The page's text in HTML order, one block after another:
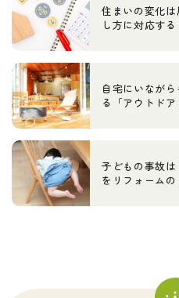
住まいの変化
し方に対応す
自宅にいなが
る「アウトドア
子どもの事故
をリフォームの